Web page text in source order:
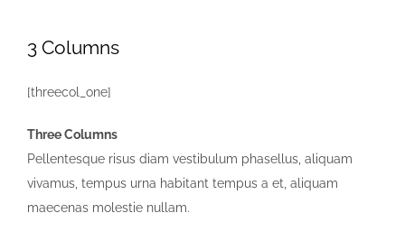
3 Columns
[threecol_one]
Three Columns
Pellentesque risus diam vestibulum phasellus, aliquam
vivamus, tempus urna habitant tempus a et, aliquam
maecenas molestie nullam.